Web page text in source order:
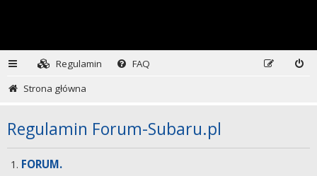
Regulamin
FAQ
Strona główna
Regulamin Forum-Subaru.pl
FORUM.